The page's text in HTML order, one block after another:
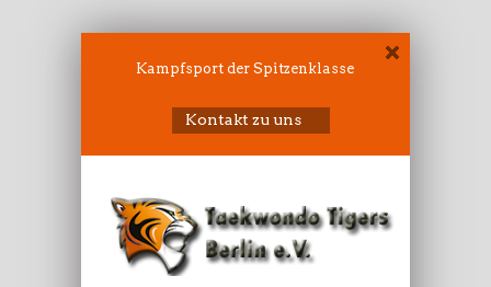
Kampfsport der Spitzenklasse
Kontakt zu uns